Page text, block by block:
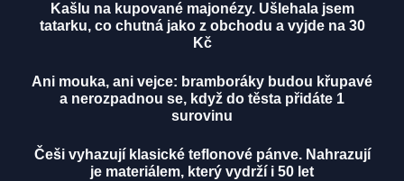
Kašlu na kupované majonézy. Ušlehala jsem
tatarku, co chutná jako z obchodu a vyjde na 30
Kč
Ani mouka, ani vejce: bramboráky budou křupavé
a nerozpadnou se, když do těsta přidáte 1
surovinu
Češi vyhazují klasické teflonové pánve. Nahrazují
je materiálem, který vydrží i 50 let